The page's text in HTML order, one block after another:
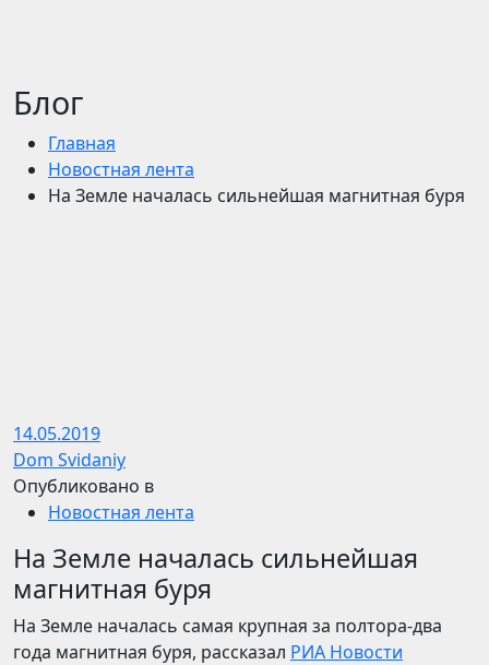
Блог
Главная
Новостная лента
На Земле началась сильнейшая магнитная буря
14.05.2019
Dom Svidaniy
Опубликовано в
Новостная лента
На Земле началась сильнейшая
магнитная буря
На Земле началась самая крупная за полтора-два
года магнитная буря, рассказал РИА Новости